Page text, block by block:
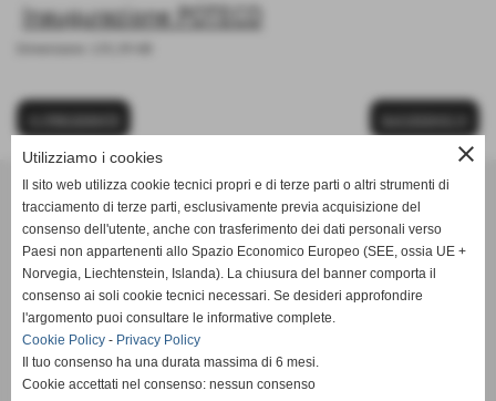
Inaugurazione POTECO
Sede legale e operativa:
close
Utilizziamo i cookies
Il sito web utilizza cookie tecnici propri e di terze parti o altri strumenti di
tracciamento di terze parti, esclusivamente previa acquisizione del
consenso dell'utente, anche con trasferimento dei dati personali verso
Paesi non appartenenti allo Spazio Economico Europeo (SEE, ossia UE +
Norvegia, Liechtenstein, Islanda). La chiusura del banner comporta il
consenso ai soli cookie tecnici necessari. Se desideri approfondire
l'argomento puoi consultare le informative complete.
Cookie Policy - Privacy Policy
Il tuo consenso ha una durata massima di 6 mesi.
Cookie accettati nel consenso: nessun consenso